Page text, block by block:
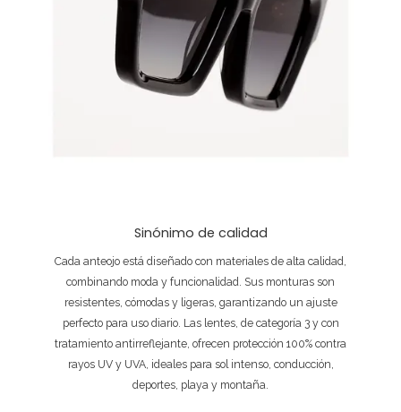
Sinónimo de calidad
Cada anteojo está diseñado con materiales de alta calidad,
combinando moda y funcionalidad. Sus monturas son
resistentes, cómodas y ligeras, garantizando un ajuste
perfecto para uso diario. Las lentes, de categoría 3 y con
tratamiento antirreflejante, ofrecen protección 100% contra
rayos UV y UVA, ideales para sol intenso, conducción,
deportes, playa y montaña.